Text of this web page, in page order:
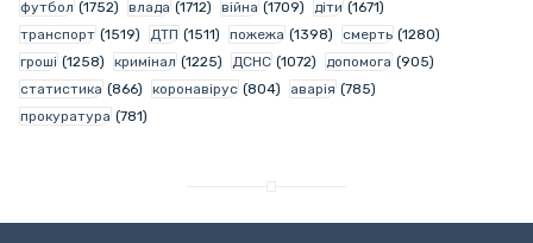
футбол (1752) влада (1712) війна (1709) діти (1671)
транспорт (1519) ДТП (1511) пожежа (1398) смерть (1280)
гроші (1258) кримінал (1225) ДСНС (1072) допомога (905)
статистика (866) коронавірус (804) аварія (785)
прокуратура (781)